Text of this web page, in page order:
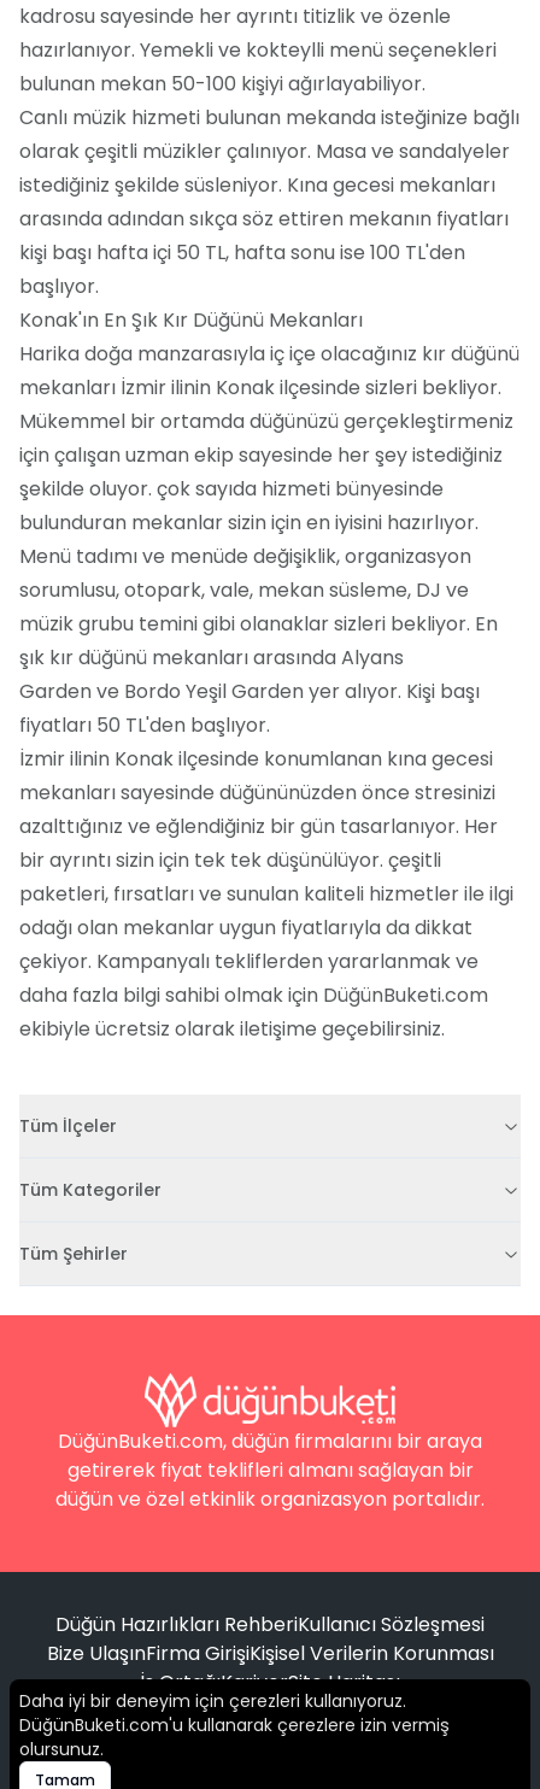
kadrosu sayesinde her ayrıntı titizlik ve özenle
hazırlanıyor. Yemekli ve kokteylli menü seçenekleri
bulunan mekan 50-100 kişiyi ağırlayabiliyor.
Canlı müzik hizmeti bulunan mekanda isteğinize bağlı
olarak çeşitli müzikler çalınıyor. Masa ve sandalyeler
istediğiniz şekilde süsleniyor. Kına gecesi mekanları
arasında adından sıkça söz ettiren mekanın fiyatları
kişi başı hafta içi 50 TL, hafta sonu ise 100 TL'den
başlıyor.
Konak'ın En Şık Kır Düğünü Mekanları
Harika doğa manzarasıyla iç içe olacağınız kır düğünü
mekanları İzmir ilinin Konak ilçesinde sizleri bekliyor.
Mükemmel bir ortamda düğünüzü gerçekleştirmeniz
için çalışan uzman ekip sayesinde her şey istediğiniz
şekilde oluyor. çok sayıda hizmeti bünyesinde
bulunduran mekanlar sizin için en iyisini hazırlıyor.
Menü tadımı ve menüde değişiklik, organizasyon
sorumlusu, otopark, vale, mekan süsleme, DJ ve
müzik grubu temini gibi olanaklar sizleri bekliyor. En
şık kır düğünü mekanları arasında Alyans
Garden ve Bordo Yeşil Garden yer alıyor. Kişi başı
fiyatları 50 TL'den başlıyor.
İzmir ilinin Konak ilçesinde konumlanan kına gecesi
mekanları sayesinde düğününüzden önce stresinizi
azalttığınız ve eğlendiğiniz bir gün tasarlanıyor. Her
bir ayrıntı sizin için tek tek düşünülüyor. çeşitli
paketleri, fırsatları ve sunulan kaliteli hizmetler ile ilgi
odağı olan mekanlar uygun fiyatlarıyla da dikkat
çekiyor. Kampanyalı tekliflerden yararlanmak ve
daha fazla bilgi sahibi olmak için DüğünBuketi.com
ekibiyle ücretsiz olarak iletişime geçebilirsiniz.
Tüm İlçeler
Tüm Kategoriler
Tüm Şehirler
Filtrele
DüğünBuketi.com, düğün firmalarını bir araya
getirerek fiyat teklifleri almanı sağlayan bir
düğün ve özel etkinlik organizasyon portalıdır.
Düğün Hazırlıkları RehberiKullanıcı Sözleşmesi
Bize UlaşınFirma GirişiKişisel Verilerin Korunması
İş OrtağıKariyerSite Haritası
© 2016 -
Daha iyi bir deneyim için çerezleri kullanıyoruz.
DüğünBuketi.com'u kullanarak çerezlere izin vermiş
olursunuz.
Tamam